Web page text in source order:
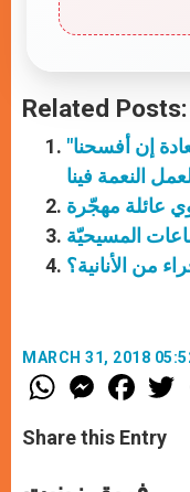
Related Posts:
"نحن أيضًا يمكننا أن نموت بسعادة إن أفسحنا
المسيحيّة
من الأنانية؟
MARCH 31, 2018
W
h
t
s
p
M
e
s
e
g
F
a
e
b
o
Share this Entry